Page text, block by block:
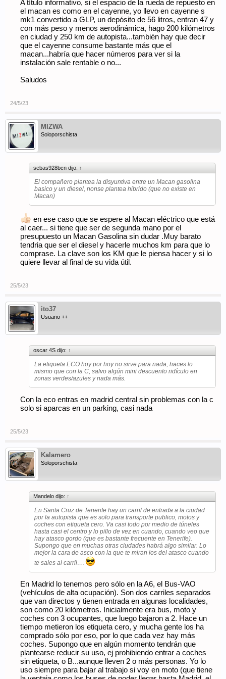
A título informativo, si el espacio de la rueda de repuesto en
el macan es como en el cayenne, yo llevo en cayenne s
mk1 convertido a GLP, un depósito de 56 litros, entran 47 y
con más peso y menos aerodinámica, hago 200 kilómetros
en ciudad y 250 km de autopista...también hay que decir
que el cayenne consume bastante más que el
macan...habría que hacer números para ver si la
instalación sale rentable o no...
Saludos
24/5/23
MIZWA
Soloporschista
sebas928bcn dijo: ↑
El compañero plantea la disyuntiva entre un Macan gasolina
basico y un diesel, nonse plantea hibrido (que no existe en
Macan)
en ese caso que se espere al Macan eléctrico que está
al caer... si tiene que ser de segunda mano por el
presupuesto un Macan Gasolina sin dudar .Muy barato
tendria que ser el diesel y hacerle muchos km para que lo
comprase. La clave son los KM que le piensa hacer y si lo
quiere llevar al final de su vida útil.
25/5/23
ito37
Usuario ++
oscar 4S dijo: ↑
La etiqueta ECO hoy por hoy no sirve para nada, haces lo
mismo que con la C, salvo algún mini descuento ridículo en
zonas verdes/azules y nada más.
Con la eco entras en madrid central sin problemas con la c
solo si aparcas en un parking, casi nada
25/5/23
Kalamero
Soloporschista
Mandelo dijo: ↑
En Santa Cruz de Tenerife hay un carril de entrada a la ciudad
por la autopista que es solo para transporte publico, motos y
coches con etiqueta cero. Va casi todo por medio de túneles
hasta casi el centro y lo pillo de vez en cuando, cuando veo que
hay atasco gordo (que es bastante frecuente en Tenerife).
Supongo que en muchas otras ciudades habrá algo similar. Lo
mejor la cara de asco con la que te miran los del atasco cuando
te sales al carril….
En Madrid lo tenemos pero sólo en la A6, el Bus-VAO
(vehículos de alta ocupación). Son dos carriles separados
que van directos y tienen entrada en algunas localidades,
son como 20 kilómetros. Inicialmente era bus, moto y
coches con 3 ocupantes, que luego bajaron a 2. Hace un
tiempo metieron los etiqueta cero, y mucha gente los ha
comprado sólo por eso, por lo que cada vez hay más
coches. Supongo que en algún momento tendrán que
plantearse reducir su uso, ej prohibiendo entrar a coches
sin etiqueta, o B...aunque lleven 2 o más personas. Yo lo
uso siempre para bajar al trabajo si voy en moto (que tiene